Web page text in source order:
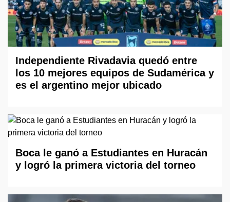
Independiente Rivadavia quedó entre
los 10 mejores equipos de Sudamérica y
es el argentino mejor ubicado
Boca le ganó a Estudiantes en Huracán
y logró la primera victoria del torneo